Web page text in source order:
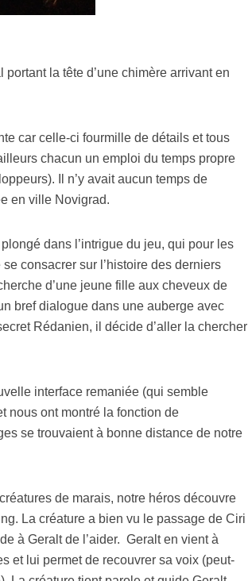
la tête d’une chimère arrivant en
car celle-ci fourmille de détails et tous
chacun un emploi du temps propre
Il n’y avait aucun temps de
en ville Novigrad.
dans l’intrigue du jeu, qui pour les
consacrer sur l’histoire des derniers
d’une jeune fille aux cheveux de
bref dialogue dans une auberge avec
Rédanien, il décide d’aller la chercher
interface remaniée (qui semble
nous ont montré la fonction de
se trouvaient à bonne distance de notre
de marais, notre héros découvre
La créature a bien vu le passage de Ciri
à Geralt de l’aider. Geralt en vient à
et lui permet de recouvrer sa voix (peut-